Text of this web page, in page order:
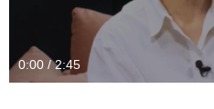
0:00 / 2:45